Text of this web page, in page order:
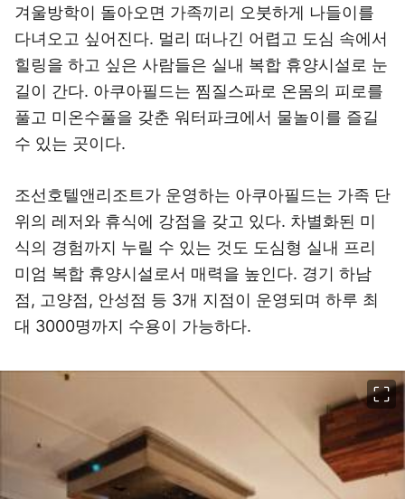
겨울방학이 돌아오면 가족끼리 오붓하게 나들이를
다녀오고 싶어진다. 멀리 떠나긴 어렵고 도심 속에서
힐링을 하고 싶은 사람들은 실내 복합 휴양시설로 눈
길이 간다. 아쿠아필드는 찜질스파로 온몸의 피로를
풀고 미온수풀을 갖춘 워터파크에서 물놀이를 즐길
수 있는 곳이다.
조선호텔앤리조트가 운영하는 아쿠아필드는 가족 단
위의 레저와 휴식에 강점을 갖고 있다. 차별화된 미
식의 경험까지 누릴 수 있는 것도 도심형 실내 프리
미엄 복합 휴양시설로서 매력을 높인다. 경기 하남
점, 고양점, 안성점 등 3개 지점이 운영되며 하루 최
대 3000명까지 수용이 가능하다.